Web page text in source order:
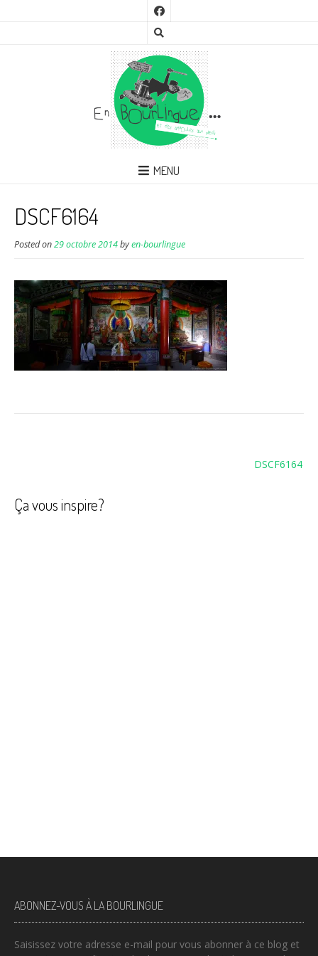
MENU
DSCF6164
Posted on29 octobre 2014byen-bourlingue
DSCF6164
Ça vous inspire?
ABONNEZ-VOUS À LA BOURLINGUE
Saisissez votre adresse e-mail pour vous abonner à ce blog et